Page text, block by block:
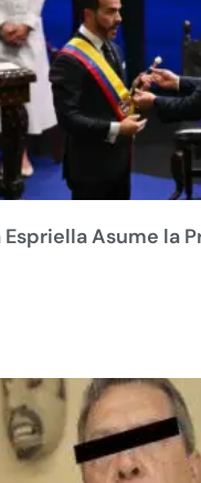
Asume la